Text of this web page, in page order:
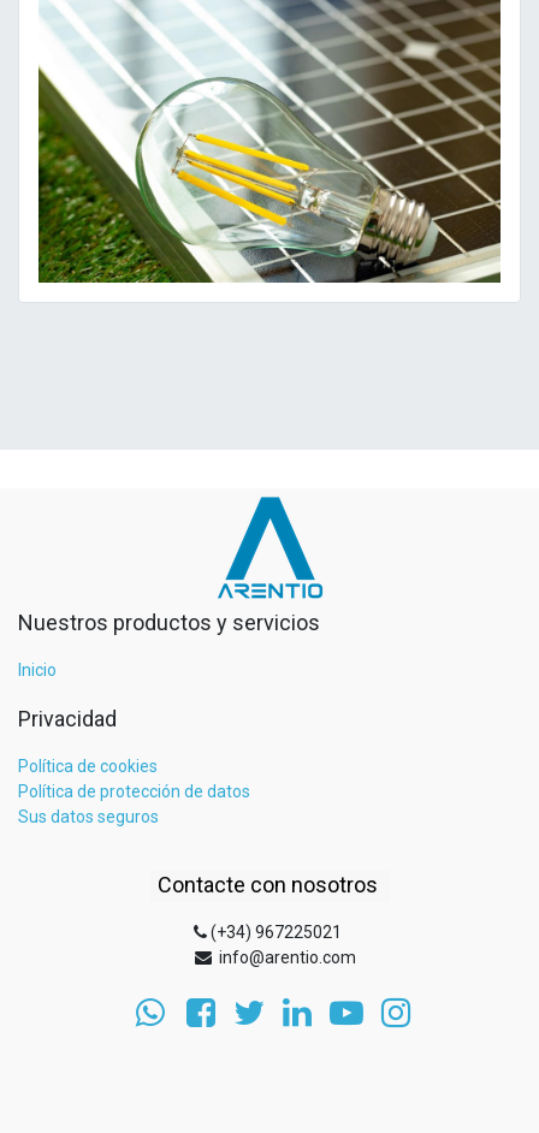
Nuestros productos y servicios
Inicio
Privacidad
Política de cookies
Política de protección de datos
Sus datos seguros
Contacte con nosotros
(+34) 967225021
info@arentio.com